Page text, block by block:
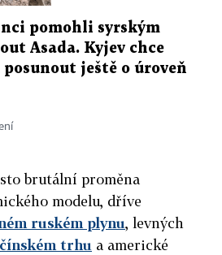
pomohli syrským
Asada. Kyjev chce
ještě o úroveň
brutální proměna
modelu, dříve
ruském plynu, levných
čínském trhu a americké